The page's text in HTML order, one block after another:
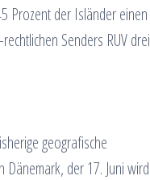
Prozent der Isländer einen
Senders RUV drei
geografische
der 17. Juni wird